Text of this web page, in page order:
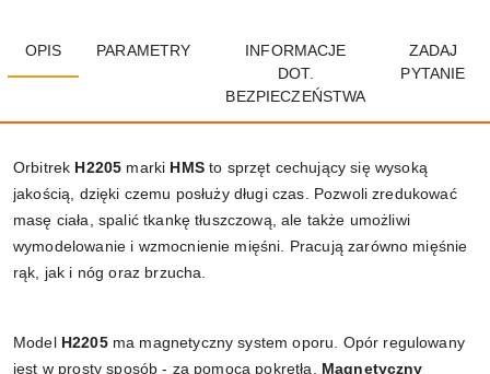
OPIS PARAMETRY
INFORMACJE
DOT.
BEZPIECZEŃSTWA
ZADAJ
PYTANIE
Orbitrek H2205 marki HMSto sprzęt cechujący się wysoką
jakością, dzięki czemu posłuży długi czas. Pozwoli zredukować
masę ciała, spalić tkankę tłuszczową, ale także umożliwi
wymodelowanie i wzmocnienie mięśni. Pracują zarówno mięśnie
rąk, jak i nóg oraz brzucha.
Model H2205 ma magnetyczny system oporu. Opór regulowany
jest w prosty sposób - za pomocą pokrętła. Magnetyczny